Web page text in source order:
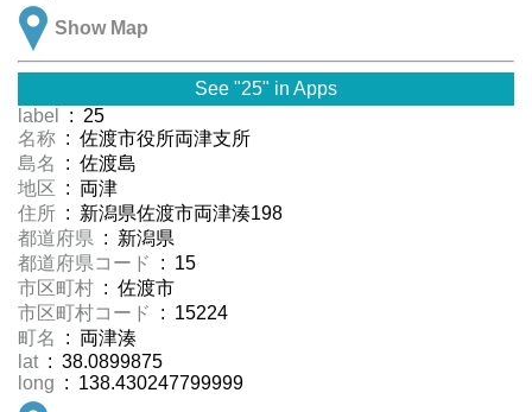
Show Map
See "25" in Apps
label
: 25
名称 : 佐渡市役所両津支所
島名
: 佐渡島
地区 : 両津
住所 : 新潟県佐渡市両津湊198
都道府県 : 新潟県
都道府県コード
: 15
市区町村 : 佐渡市
市区町村コード
: 15224
町名
: 両津湊
lat : 38.0899875
long : 138.430247799999